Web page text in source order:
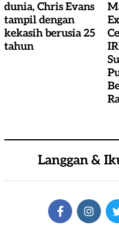
dunia, Chris Evans
tampil dengan
kekasih berusia 25
tahun
Langgan &